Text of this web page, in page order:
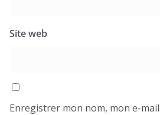
Site web
Enregistrer mon nom, mon e-